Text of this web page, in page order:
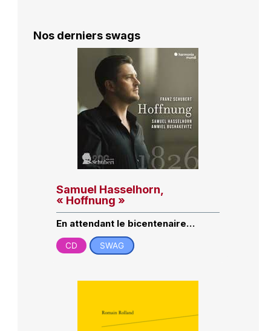
Nos derniers swags
Samuel Hasselhorn,
« Hoffnung »
En attendant le bicentenaire…
CD SWAG